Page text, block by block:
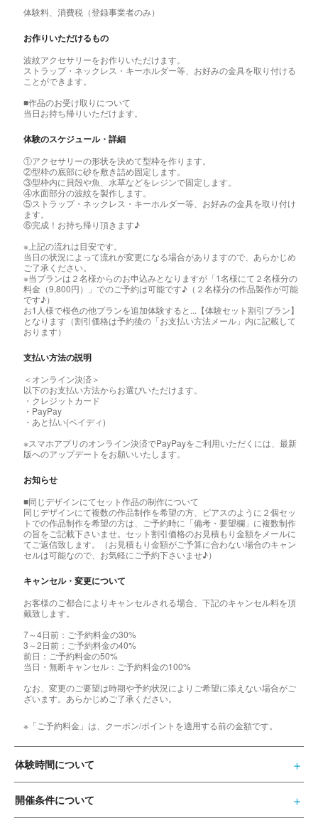
体験料、消費税（登録事業者のみ）
お作りいただけるもの
波紋アクセサリーをお作りいただけます。
ストラップ・ネックレス・キーホルダー等、お好みの金具を取り付ける
ことができます。
■作品のお受け取りについて
当日お持ち帰りいただけます。
体験のスケジュール・詳細
①アクセサリーの形状を決めて型枠を作ります。
②型枠の底部に砂を敷き詰め固定します。
③型枠内に貝殻や魚、水草などをレジンで固定します。
④水面部分の波紋を製作します。
⑤ストラップ・ネックレス・キーホルダー等、お好みの金具を取り付け
ます。
⑥完成！お持ち帰り頂きます♪
※上記の流れは目安です。
当日の状況によって流れが変更になる場合がありますので、あらかじめ
ご了承ください。
※当プランは２名様からのお申込みとなりますが「1名様にて２名様分の
料金（9,800円）」でのご予約は可能です♪（２名様分の作品製作が可能
です♪）
お1人様で桜色の他プランを追加体験すると...【体験セット割引プラン】
となります（割引価格は予約後の「お支払い方法メール」内に記載して
おります）
支払い方法の説明
＜オンライン決済＞
以下のお支払い方法からお選びいただけます。
・クレジットカード
・PayPay
・あと払い(ペイディ)
※スマホアプリのオンライン決済でPayPayをご利用いただくには、最新
版へのアップデートをお願いいたします。
お知らせ
■同じデザインにてセット作品の制作について
同じデザインにて複数の作品制作を希望の方、ピアスのように２個セッ
トでの作品制作を希望の方は、ご予約時に「備考・要望欄」に複数制作
の旨をご記載下さいませ。セット割引価格のお見積もり金額をメールに
てご返信致します。（お見積もり金額がご予算に合わない場合のキャン
セルは可能なので、お気軽にご予約下さいませ♪）
キャンセル・変更について
お客様のご都合によりキャンセルされる場合、下記のキャンセル料を頂
戴致します。
7～4日前：ご予約料金の30%
3～2日前：ご予約料金の40%
前日：ご予約料金の50%
当日・無断キャンセル：ご予約料金の100%
なお、変更のご要望は時期や予約状況によりご希望に添えない場合がご
ざいます。あらかじめご了承ください。
※「ご予約料金」は、クーポン/ポイントを適用する前の金額です。
体験時間について
開催条件について